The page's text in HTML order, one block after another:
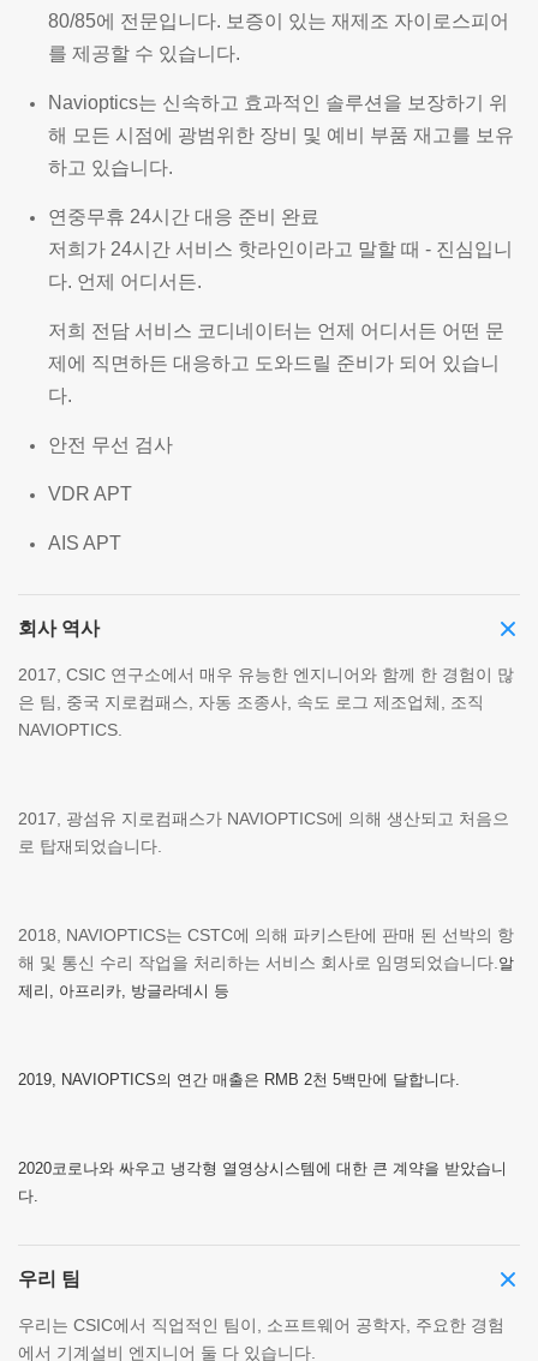
80/85에 전문입니다. 보증이 있는 재제조 자이로스피어
를 제공할 수 있습니다.
Navioptics는 신속하고 효과적인 솔루션을 보장하기 위
해 모든 시점에 광범위한 장비 및 예비 부품 재고를 보유
하고 있습니다.
연중무휴 24시간 대응 준비 완료
저희가 24시간 서비스 핫라인이라고 말할 때 - 진심입니
다. 언제 어디서든.
저희 전담 서비스 코디네이터는 언제 어디서든 어떤 문
제에 직면하든 대응하고 도와드릴 준비가 되어 있습니
다.
안전 무선 검사
VDR APT
AIS APT
회사 역사
2017, CSIC 연구소에서 매우 유능한 엔지니어와 함께 한 경험이 많
은 팀, 중국 지로컴패스, 자동 조종사, 속도 로그 제조업체, 조직
NAVIOPTICS.
2017, 광섬유 지로컴패스가 NAVIOPTICS에 의해 생산되고 처음으
로 탑재되었습니다.
2018, NAVIOPTICS는 CSTC에 의해 파키스탄에 판매 된 선박의 항
해 및 통신 수리 작업을 처리하는 서비스 회사로 임명되었습니다. 알
제리, 아프리카, 방글라데시 등
2019, NAVIOPTICS의 연간 매출은 RMB 2천 5백만에 달합니다.
2020코로나와 싸우고 냉각형 열영상시스템에 대한 큰 계약을 받았습니
다.
우리 팀
우리는 CSIC에서 직업적인 팀이, 소프트웨어 공학자, 주요한 경험
에서 기계설비 엔지니어 둘 다 있습니다.